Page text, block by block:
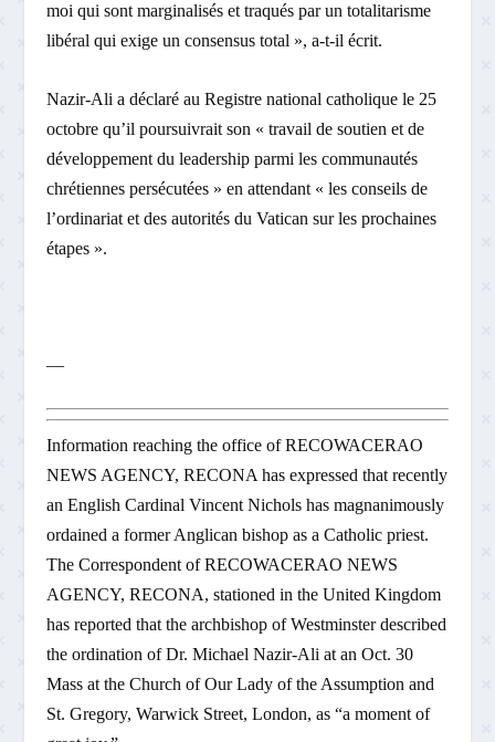
moi qui sont marginalisés et traqués par un totalitarisme
libéral qui exige un consensus total », a-t-il écrit.
Nazir-Ali a déclaré au Registre national catholique le 25
octobre qu’il poursuivrait son « travail de soutien et de
développement du leadership parmi les communautés
chrétiennes persécutées » en attendant « les conseils de
l’ordinariat et des autorités du Vatican sur les prochaines
étapes ».
—
Information reaching the office of RECOWACERAO
NEWS AGENCY, RECONA has expressed that recently
an English Cardinal Vincent Nichols has magnanimously
ordained a former Anglican bishop as a Catholic priest.
The Correspondent of RECOWACERAO NEWS
AGENCY, RECONA, stationed in the United Kingdom
has reported that the archbishop of Westminster described
the ordination of Dr. Michael Nazir-Ali at an Oct. 30
Mass at the Church of Our Lady of the Assumption and
St. Gregory, Warwick Street, London, as “a moment of